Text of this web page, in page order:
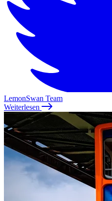
LemonSwan Team
Weiterlesen